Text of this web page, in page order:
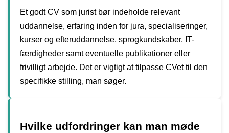
Et godt CV som jurist bør indeholde relevant
uddannelse, erfaring inden for jura, specialiseringer,
kurser og efteruddannelse, sprogkundskaber, IT-
færdigheder samt eventuelle publikationer eller
frivilligt arbejde. Det er vigtigt at tilpasse CVet til den
specifikke stilling, man søger.
Hvilke udfordringer kan man møde